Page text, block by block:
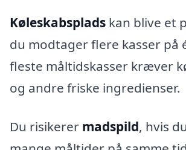
Køleskabsplads kan blive et
du modtager flere kasser på
fleste måltidskasser kræver
og andre friske ingredienser.
Du risikerer madspild, hvis